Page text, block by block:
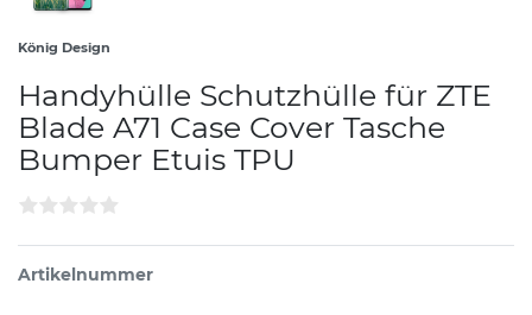
König Design
Handyhülle Schutzhülle für ZTE
Blade A71 Case Cover Tasche
Bumper Etuis TPU
Artikelnummer